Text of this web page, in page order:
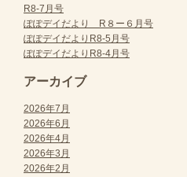
R8-7月号
ぽぽデイだより R８ー６月号
ぽぽデイだよりR8-5月号
ぽぽデイだよりR8-4月号
アーカイブ
2026年7月
2026年6月
2026年4月
2026年3月
2026年2月